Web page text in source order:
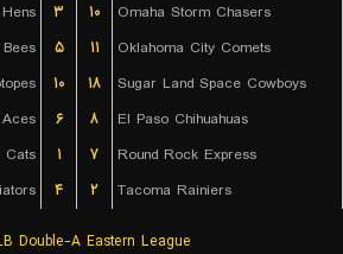
۳ ۱۰
Omaha Storm Chasers
۵ ۱۱
Oklahoma City Comets
۱۰ ۱۸
Sugar Land Space Cowboys
۶ ۸
El Paso Chihuahuas
Cats
۱ ۷
Round Rock Express
۴ ۲ Tacoma Rainiers
Double-A Eastern League